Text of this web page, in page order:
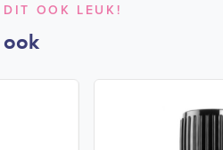
OOK LEUK!
ook